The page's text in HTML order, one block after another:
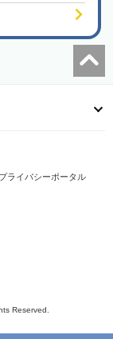
プライバシーポータル
Reserved.